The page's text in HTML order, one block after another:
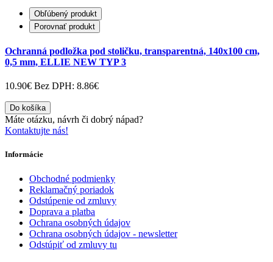
Obľúbený produkt
Porovnať produkt
Ochranná podložka pod stoličku, transparentná, 140x100 cm,
0,5 mm, ELLIE NEW TYP 3
10.90€ Bez DPH: 8.86€
Do košíka
Máte otázku, návrh či dobrý nápad?
Kontaktujte nás!
Informácie
Obchodné podmienky
Reklamačný poriadok
Odstúpenie od zmluvy
Doprava a platba
Ochrana osobných údajov
Ochrana osobných údajov - newsletter
Odstúpiť od zmluvy tu